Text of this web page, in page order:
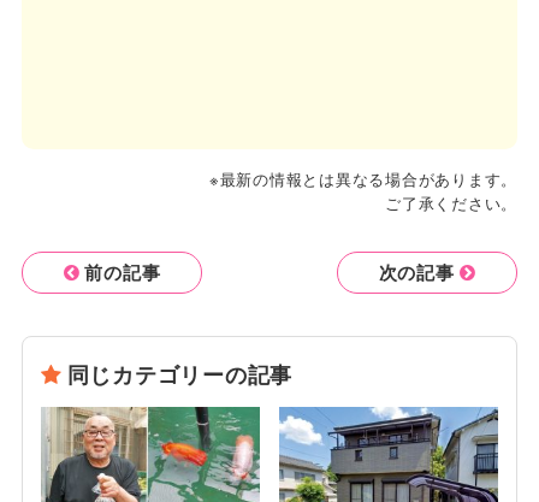
※最新の情報とは異なる場合があります。
ご了承ください。
前の記事 次の記事
同じカテゴリーの記事